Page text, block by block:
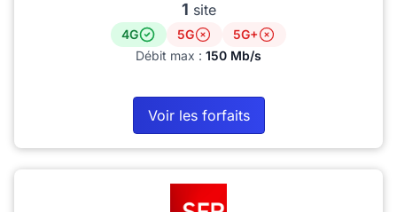
1 site
4G 5G
5G+
Débit max : 150 Mb/s
Voir les forfaits